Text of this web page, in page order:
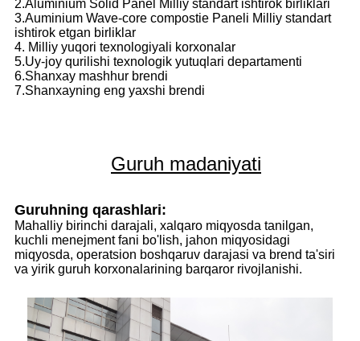
2.Aluminium Solid Panel Milliy standart ishtirok birliklari
3.Auminium Wave-core compostie Paneli Milliy standart
ishtirok etgan birliklar
4. Milliy yuqori texnologiyali korxonalar
5.Uy-joy qurilishi texnologik yutuqlari departamenti
6.Shanxay mashhur brendi
7.Shanxayning eng yaxshi brendi
Guruh madaniyati
Guruhning qarashlari:
Mahalliy birinchi darajali, xalqaro miqyosda tanilgan,
kuchli menejment fani bo'lish, jahon miqyosidagi
miqyosda, operatsion boshqaruv darajasi va brend ta'siri
va yirik guruh korxonalarining barqaror rivojlanishi.